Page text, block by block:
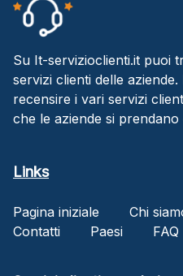
Su It-servizioclienti.it puoi
servizi clienti delle
recensire i vari servizi
che le aziende si
Links
Pagina iniziale Chi
Contatti
Paesi FAQ